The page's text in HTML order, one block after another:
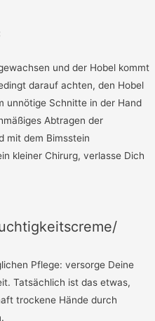
und der Hobel kommt
darauf achten, den Hobel
unnötige Schnitte in der Hand
Abtragen der
mit dem Bimsstein
kleiner Chirurg, verlasse Dich
Pflege: versorge Deine
Tatsächlich ist das etwas,
trockene Hände durch